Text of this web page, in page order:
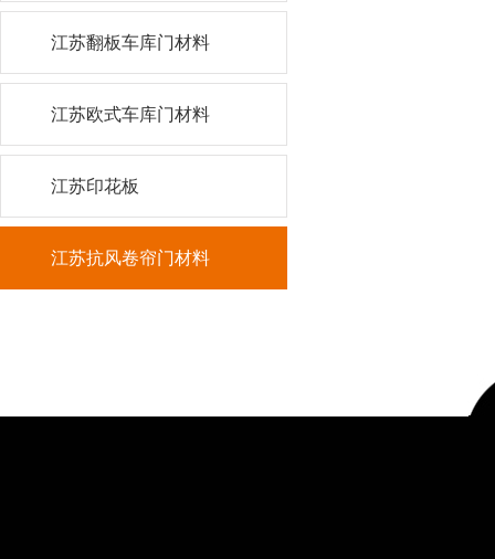
江苏翻板车库门材料
江苏欧式车库门材料
江苏印花板
江苏抗风卷帘门材料